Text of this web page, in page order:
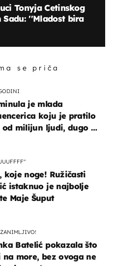
Tonyja Cetinskog
''Mladost bira
se priča
je mlada
koju je pratilo
od milijun ljudi, dugo se
koje noge! Ružičasti
istaknuo je najbolje
Maje Šuput
Batelić pokazala što
na more, bez ovoga ne